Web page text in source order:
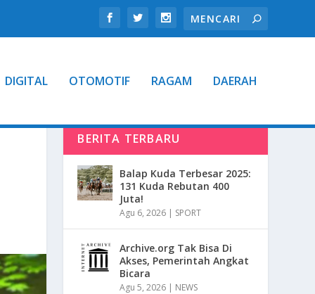
DIGITAL OTOMOTIF RAGAM DAERAH
BERITA TERBARU
Balap Kuda Terbesar 2025:
131 Kuda Rebutan 400
Juta!
Agu 6, 2026 | SPORT
Archive.org Tak Bisa Di
Akses, Pemerintah Angkat
Bicara
Agu 5, 2026 | NEWS